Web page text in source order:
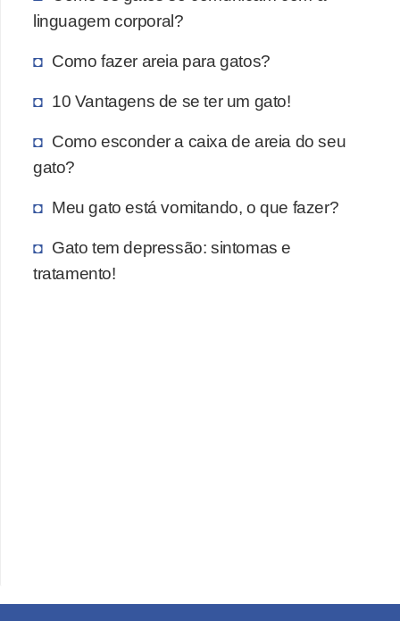
linguagem corporal?
Como fazer areia para gatos?
10 Vantagens de se ter um gato!
Como esconder a caixa de areia do seu
gato?
Meu gato está vomitando, o que fazer?
Gato tem depressão: sintomas e
tratamento!